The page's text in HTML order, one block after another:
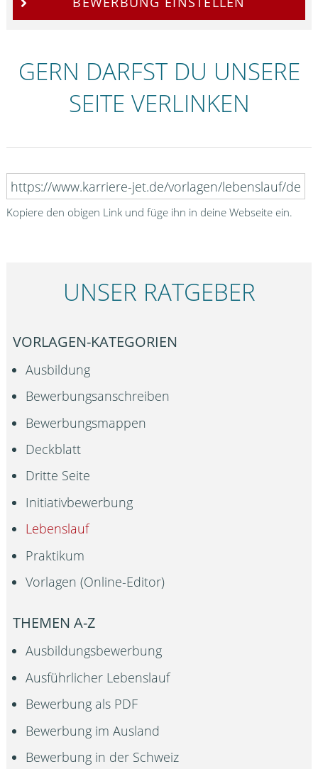
GERN DARFST DU UNSERE
SEITE VERLINKEN
Kopiere den obigen Link und füge ihn in deine Webseite ein.
UNSER RATGEBER
VORLAGEN-KATEGORIEN
Ausbildung
Bewerbungsanschreiben
Bewerbungsmappen
Deckblatt
Dritte Seite
Initiativbewerbung
Lebenslauf
Praktikum
Vorlagen (Online-Editor)
THEMEN A-Z
Ausbildungsbewerbung
Ausführlicher Lebenslauf
Bewerbung als PDF
Bewerbung im Ausland
Bewerbung in der Schweiz